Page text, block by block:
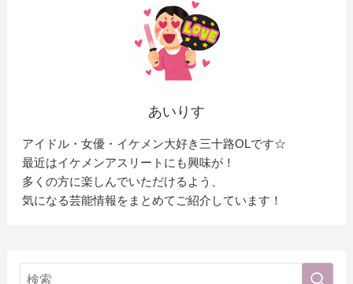
あいりす
アイドル・女優・イケメン大好き三十路OLです☆
最近はイケメンアスリートにも興味が！
多くの方に楽しんでいただけるよう、
気になる芸能情報をまとめてご紹介しています！